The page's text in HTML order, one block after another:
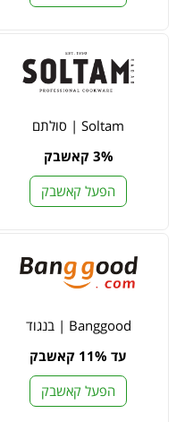
Soltam | סולתם
3% קאשבק
הפעל קאשבק
Banggood | בנגוד
עד 11% קאשבק
הפעל קאשבק